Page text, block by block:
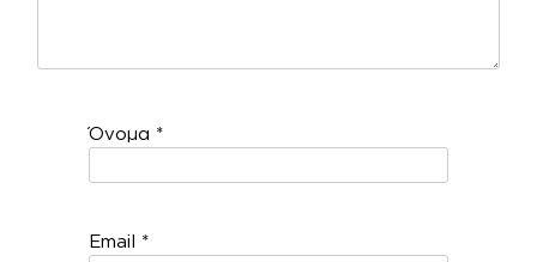
Όνομα *
Email *